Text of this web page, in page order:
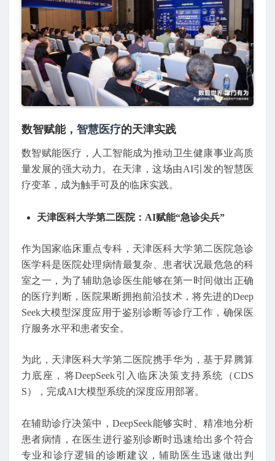
数智赋能， 智慧医疗的天津实践
数智赋能医疗，人工智能成为推动卫生健康事业高质
量发展的强大动力。在天津，这场由AI引发的智慧医
疗变革，成为触手可及的临床实践。
天津医科大学第二医院：AI赋能“急诊尖兵”
作为国家临床重点专科，天津医科大学第二医院急诊
医学科是医院处理病情最复杂、患者状况最危急的科
室之一，为了辅助急诊医生能够在第一时间做出正确
的医疗判断，医院果断拥抱前沿技术，将先进的Deep
Seek大模型深度应用于鉴别诊断等诊疗工作，确保医
疗服务水平和患者安全。
为此，天津医科大学第二医院携手华为，基于昇腾算
力底座，将DeepSeek引入临床决策支持系统（CDS
S），完成AI大模型系统的深度应用部署。
在辅助诊疗决策中，DeepSeek能够实时、精准地分析
患者病情，在医生进行鉴别诊断时迅速给出多个符合
专业和诊疗逻辑的诊断建议，辅助医生迅速做出判